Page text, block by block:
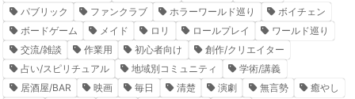
パブリック
ファンクラブ ホラーワールド巡り
ボイチェン
ボードゲーム
メイド ロリ ロールプレイ
ワールド巡り
交流/雑談
作業用 初心者向け
創作/クリエイター
占い/スピリチュアル
地域別コミュニティ
学術/講義
居酒屋/BAR
映画 毎日 清楚 演劇 無言勢
癒やし